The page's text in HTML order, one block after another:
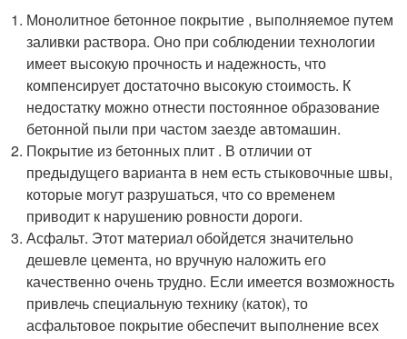
Монолитное бетонное покрытие , выполняемое путем
заливки раствора. Оно при соблюдении технологии
имеет высокую прочность и надежность, что
компенсирует достаточно высокую стоимость. К
недостатку можно отнести постоянное образование
бетонной пыли при частом заезде автомашин.
Покрытие из бетонных плит . В отличии от
предыдущего варианта в нем есть стыковочные швы,
которые могут разрушаться, что со временем
приводит к нарушению ровности дороги.
Асфальт. Этот материал обойдется значительно
дешевле цемента, но вручную наложить его
качественно очень трудно. Если имеется возможность
привлечь специальную технику (каток), то
асфальтовое покрытие обеспечит выполнение всех